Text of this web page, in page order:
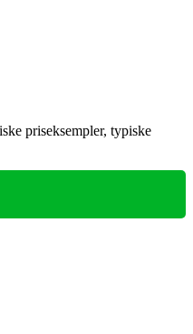
priseksempler, typiske